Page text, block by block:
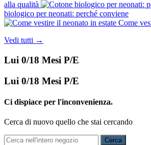
alla qualità
biologico per neonati: perché conviene
Come
Vedi tutti →
Lui 0/18 Mesi P/E
Lui 0/18 Mesi P/E
Ci dispiace per l'inconvenienza.
Cerca di nuovo quello che stai cercando
Cerca